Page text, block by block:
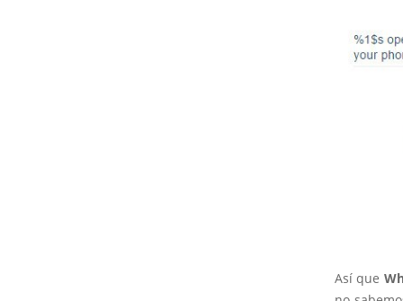
Así que